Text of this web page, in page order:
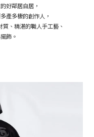
好鄰居自居，
產多棲的創作人，
、精湛的職人手工藝、
飾。